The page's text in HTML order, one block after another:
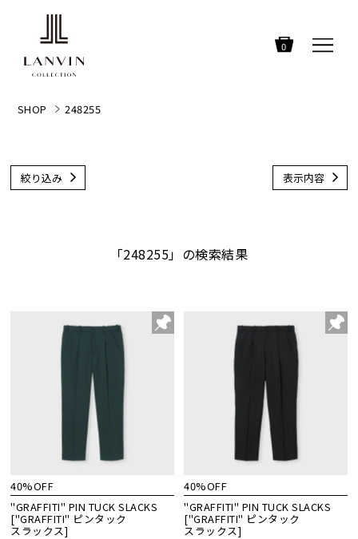
0
SHOP 248255
絞り込み 表示内容
「248255」の検索結果
40%OFF
"GRAFFITI" PIN TUCK SLACKS
["GRAFFITI" ピンタック
スラックス]
40%OFF
"GRAFFITI" PIN TUCK SLACKS
["GRAFFITI" ピンタック
スラックス]